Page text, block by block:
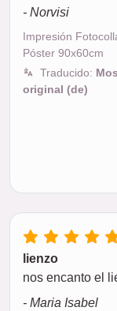
- Norvisi
Impresión
Póster 90x60cm
Traducido:
original (de)
lienzo
nos encanto el
- Maria Isabel